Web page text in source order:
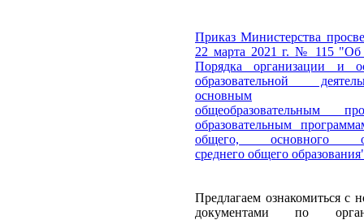
Приказ Министерства
22 марта 2021 г. № 115 "Об
Порядка организации и
образовательной
основным
общеобразовательным
образовательным
общего, основного
среднего общего
Предлагаем ознакомиться с
документами по